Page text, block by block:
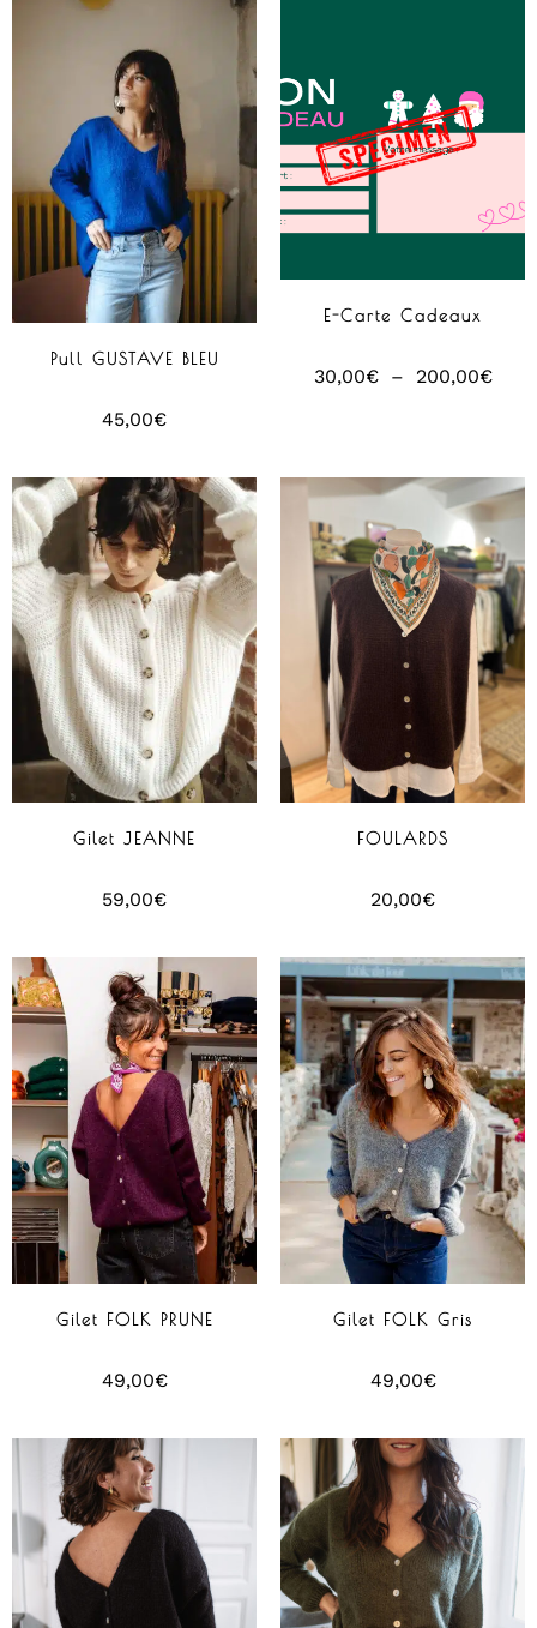
Pull GUSTAVE BLEU
45,00€
E-Carte Cadeaux
30,00€ – 200,00€
Gilet JEANNE
59,00€
FOULARDS
20,00€
Gilet FOLK PRUNE
49,00€
Gilet FOLK Gris
49,00€